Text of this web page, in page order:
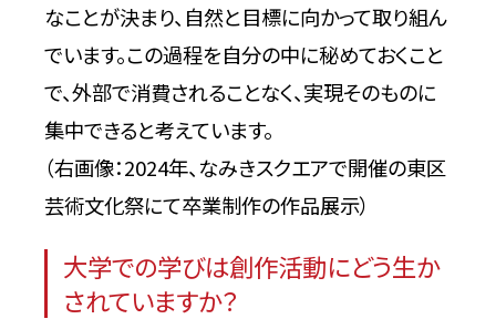
なことが決まり、自然と目標に向かって取り組ん
でいます。この過程を自分の中に秘めておくこと
で、外部で消費されることなく、実現そのものに
集中できると考えています。
（右画像：2024年、なみきスクエアで開催の東区
芸術文化祭にて卒業制作の作品展示）
大学での学びは創作活動にどう生か
されていますか？